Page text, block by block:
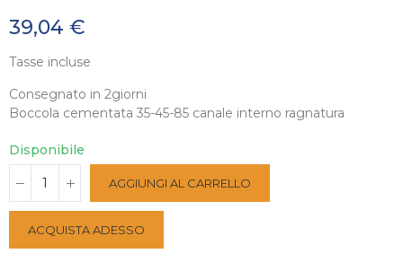
39,04 €
Tasse incluse
Consegnato in 2giorni
Boccola cementata 35-45-85 canale interno ragnatura
Disponibile
AGGIUNGI AL CARRELLO
ACQUISTA ADESSO